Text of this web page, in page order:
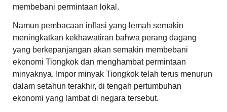
membebani permintaan lokal.
Namun pembacaan inflasi yang lemah semakin
meningkatkan kekhawatiran bahwa perang dagang
yang berkepanjangan akan semakin membebani
ekonomi Tiongkok dan menghambat permintaan
minyaknya. Impor minyak Tiongkok telah terus menurun
dalam setahun terakhir, di tengah pertumbuhan
ekonomi yang lambat di negara tersebut.